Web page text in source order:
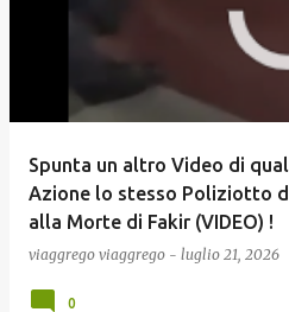
Spunta un altro Video di
Azione lo stesso Poliziotto
alla Morte di Fakir (VIDEO) !
viaggrego viaggrego - luglio 21, 2026
0